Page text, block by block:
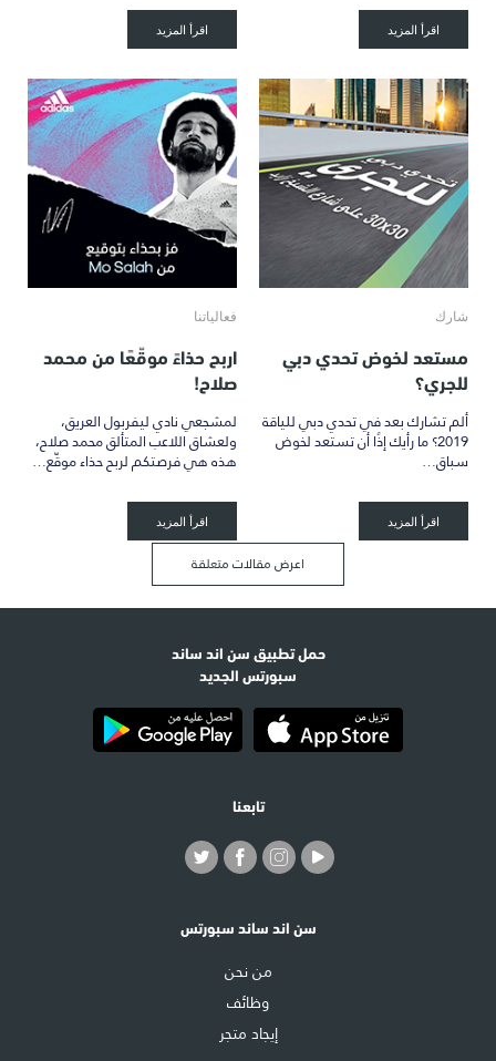
اقرأ المزيد اقرأ المزيد
شارك
مستعد لخوض تحدي دبي
للجري؟
ألم تشارك بعد في تحدي دبي للياقة
2019؟ ما رأيك إذًا أن تستعد لخوض
سباق…
اقرأ المزيد
فعالياتنا
اربح حذاءً موقّعًا من محمد
صلاح!
لمشجعي نادي ليفربول العريق،
ولعشاق اللاعب المتألق محمد صلاح،
هذه هي فرصتكم لربح حذاء موقّع…
اقرأ المزيد
اعرض مقالات متعلقة
حمل تطبيق سن اند ساند
سبورتس الجديد
تابعنا
سن اند ساند سبورتس
من نحن
وظائف
إيجاد متجر